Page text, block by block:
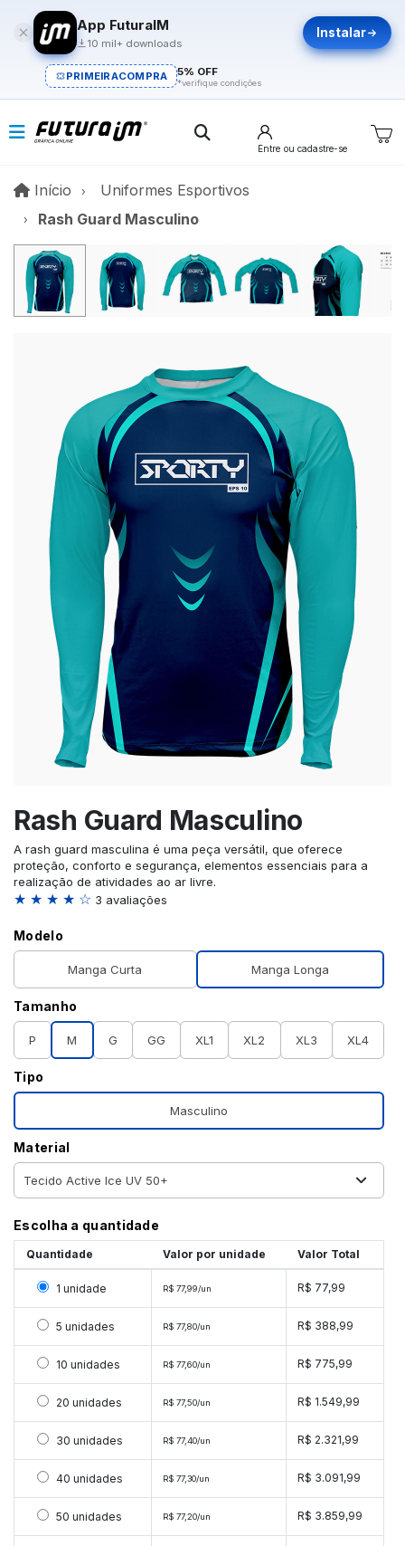
App FuturaIM
10 mil+ downloads
Instalar
PRIMEIRACOMPRA 5% OFF
*verifique condições
Entre ou cadastre-se
Início InícioUniformes Esportivos
Rash Guard Masculino
Rash Guard Masculino
A rash guard masculina é uma peça versátil, que oferece
proteção, conforto e segurança, elementos essenciais para a
realização de atividades ao ar livre.
★ ★ ★ ★ ☆ 3 avaliações
Modelo
Manga Curta Manga Longa
Tamanho
P M G GG XL1 XL2 XL3 XL4
Tipo
Masculino
Material
Escolha a quantidade
Quantidade Valor por unidade Valor Total
Selecionar 1 unidade
1 unidade R$ 77,99/un R$ 77,99
Selecionar 5 unidades
5 unidades R$ 77,80/un R$ 388,99
Selecionar 10 unidades
10 unidades R$ 77,60/un R$ 775,99
Selecionar 20 unidades
20 unidades R$ 77,50/un R$ 1.549,99
Selecionar 30 unidades
30 unidades R$ 77,40/un R$ 2.321,99
Selecionar 40 unidades
40 unidades R$ 77,30/un R$ 3.091,99
Selecionar 50 unidades
50 unidades R$ 77,20/un R$ 3.859,99